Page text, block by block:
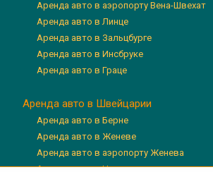
Аренда авто в аэропорту Вена-Швехат
Аренда авто в Линце
Аренда авто в Зальцбурге
Аренда авто в Инсбруке
Аренда авто в Граце
Аренда авто в Швейцарии
Аренда авто в Берне
Аренда авто в Женеве
Аренда авто в аэропорту Женева
Аренда авто в Цюрихе